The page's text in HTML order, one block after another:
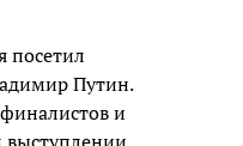
посетил
Путин.
и